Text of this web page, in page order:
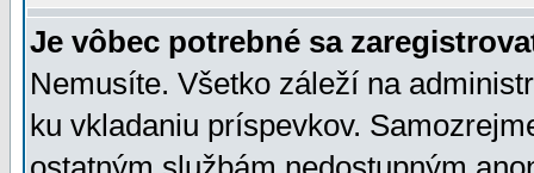
Je vôbec potrebné sa
Nemusíte. Všetko záleží na
ku vkladaniu príspevkov.